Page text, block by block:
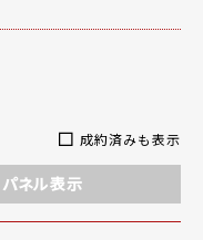
成約済みも表示
パネル表示